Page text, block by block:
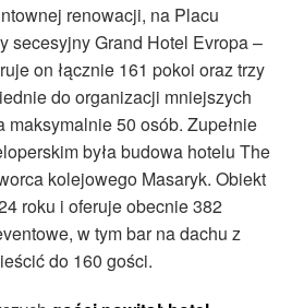
renowacji, na Placu
secesyjny Grand Hotel Evropa –
on łącznie 161 pokoi oraz trzy
do organizacji mniejszych
maksymalnie 50 osób. Zupełnie
była budowa hotelu The
kolejowego Masaryk. Obiekt
roku i oferuje obecnie 382
w tym bar na dachu z
do 160 gości.